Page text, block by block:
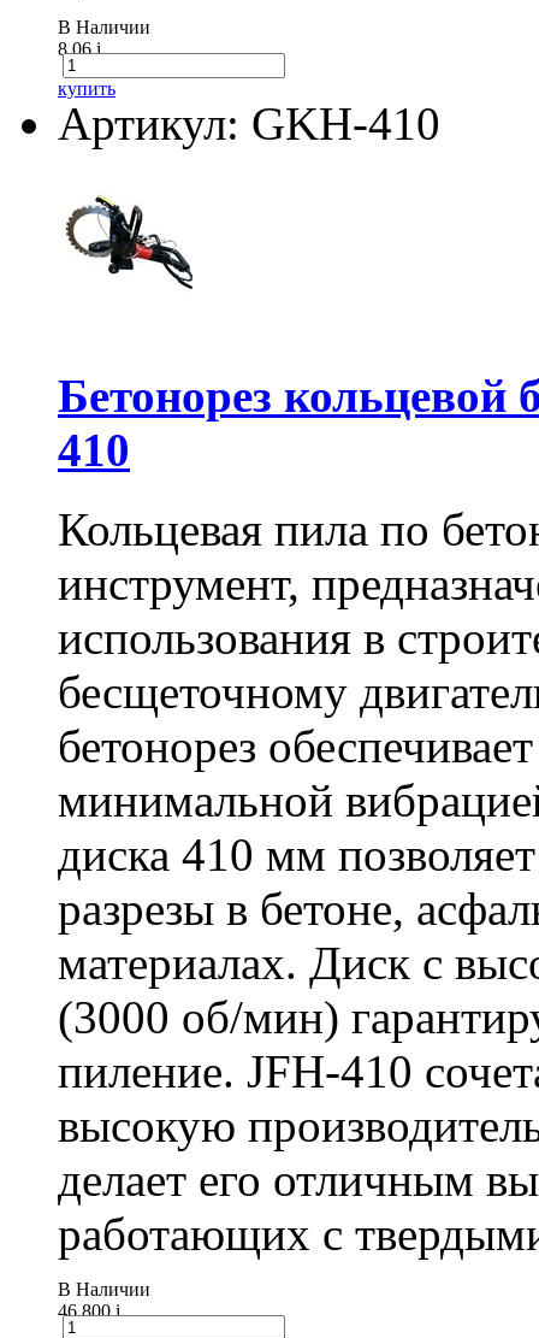
В Наличии
8.06i
купить
Артикул: GKH-410
Бетонорез
410
Кольцевая пила по
инструмент,
использования в
бесщеточному
бетонорез
минимальной
диска 410 мм
разрезы в бетоне,
материалах. Диск с
(3000 об/мин)
пиление. JFH-410
высокую
делает его отличным
работающих с
В Наличии
46 800i